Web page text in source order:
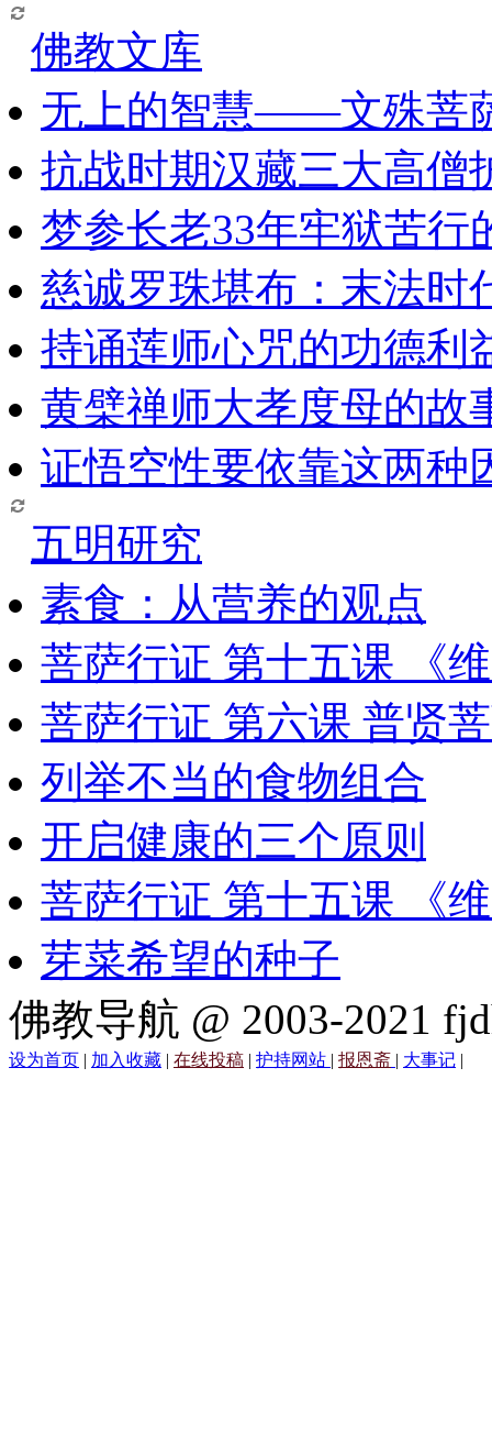
佛教文库
无上的智慧——文殊菩
抗战时期汉藏三大高僧
梦参长老33年牢狱苦行
慈诚罗珠堪布：末法时
持诵莲师心咒的功德利
黄檗禅师大孝度母的故
证悟空性要依靠这两种
五明研究
素食：从营养的观点
菩萨行证 第十五课 《
菩萨行证 第六课 普贤
列举不当的食物组合
开启健康的三个原则
菩萨行证 第十五课 《
芽菜希望的种子
佛教导航 @ 2003-2021
设为首页 加入收藏 在线投稿 护持网站 报恩斋 大事记